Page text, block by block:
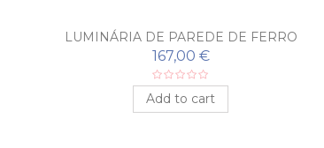
LUMINÁRIA DE PAREDE DE FERRO
FORJADO BAEZA
167,00 €
Add to cart